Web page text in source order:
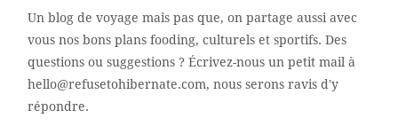
Un blog de voyage mais pas que, on partage aussi avec
vous nos bons plans fooding, culturels et sportifs. Des
questions ou suggestions ? Écrivez-nous un petit mail à
hello@refusetohibernate.com, nous serons ravis d'y
répondre.